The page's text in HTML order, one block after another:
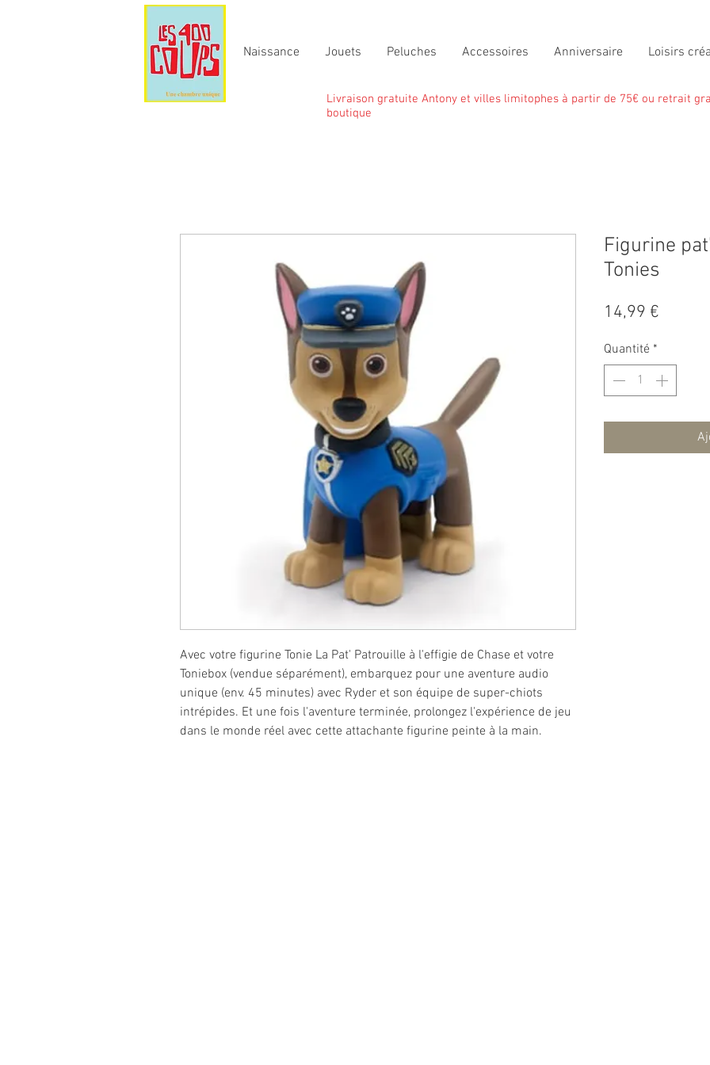
Naissance Jouets Peluches Accessoires Anniversaire Loisirs
Livraison gratuite Antony et villes limitophes à partir de 75€ ou retrait
boutique
Avec votre figurine Tonie La Pat' Patrouille à l'effigie de Chase et votre
Toniebox (vendue séparément), embarquez pour une aventure audio
unique (env. 45 minutes) avec Ryder et son équipe de super-chiots
intrépides. Et une fois l'aventure terminée, prolongez l'expérience de jeu
dans le monde réel avec cette attachante figurine peinte à la main.
Figurine
Tonies
14,99 €
Quantité *